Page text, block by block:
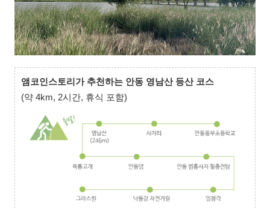
앰코인스토리가 추천하는 안동 영남산 등산 코스
(약 4km, 2시간, 휴식 포함)